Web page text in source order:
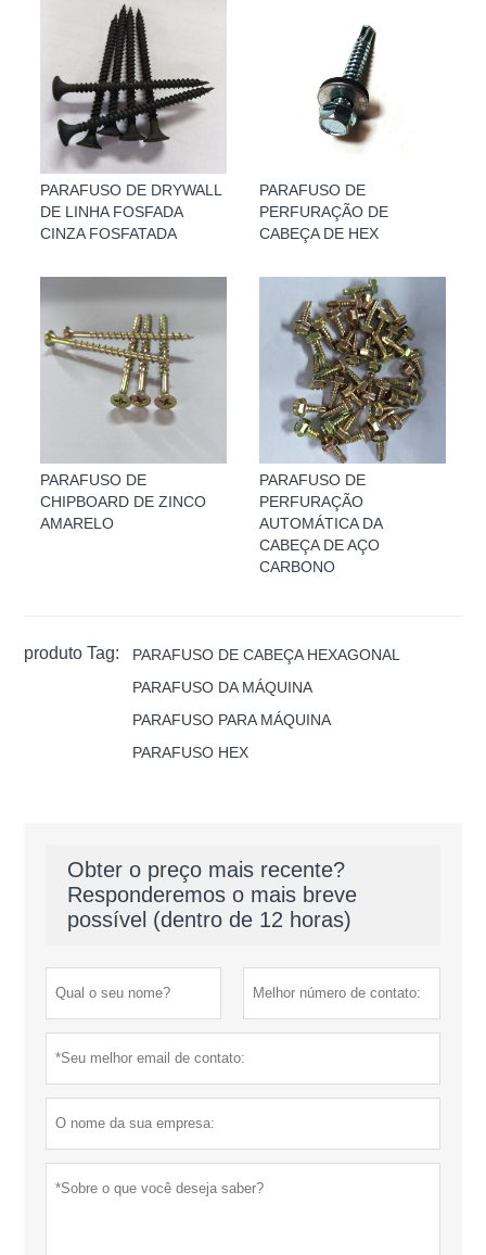
PARAFUSO DE DRYWALL
DE LINHA FOSFADA
CINZA FOSFATADA
PARAFUSO DE
PERFURAÇÃO DE
CABEÇA DE HEX
PARAFUSO DE
CHIPBOARD DE ZINCO
AMARELO
PARAFUSO DE
PERFURAÇÃO
AUTOMÁTICA DA
CABEÇA DE AÇO
CARBONO
produto Tag:
PARAFUSO DE CABEÇA HEXAGONAL
PARAFUSO DA MÁQUINA
PARAFUSO PARA MÁQUINA
PARAFUSO HEX
Obter o preço mais recente?
Responderemos o mais breve
possível (dentro de 12 horas)